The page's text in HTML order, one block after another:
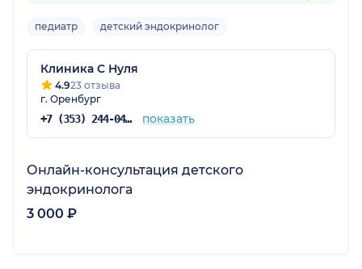
педиатр детский эндокринолог
Клиника С Нуля
4.923 отзыва
г. Оренбург
+7 (353) 244-04-04 показать
Онлайн-консультация детского
эндокринолога
3 000 ₽